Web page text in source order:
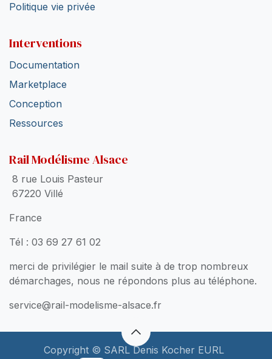
Politique vie privée
Interventions
Documentation
Marketplace
Conception
Ressources
Rail Modélisme Alsace
8 rue Louis Pasteur
67220 Villé
France
Tél : 03 69 27 61 02
merci de privilégier le mail suite à de trop nombreux
démarchages, nous ne répondons plus au téléphone.
service@rail-modelisme-alsace.fr
Copyright © SARL Denis Kocher EURL